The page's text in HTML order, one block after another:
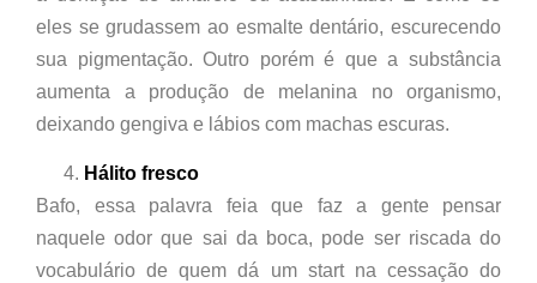
eles se grudassem ao esmalte dentário, escurecendo
sua pigmentação. Outro porém é que a substância
aumenta a produção de melanina no organismo,
deixando gengiva e lábios com machas escuras.
Hálito fresco
Bafo, essa palavra feia que faz a gente pensar
naquele odor que sai da boca, pode ser riscada do
vocabulário de quem dá um start na cessação do